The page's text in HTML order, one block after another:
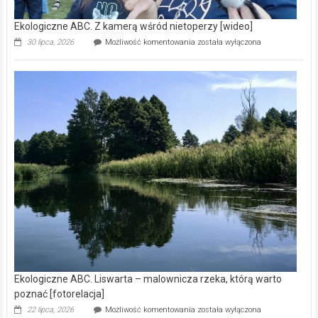
Ekologiczne ABC. Z kamerą wśród nietoperzy [wideo]
30 lipca, 2026 Możliwość komentowania Ekologiczne
kamerą
wśród
została wyłączona
Ekologiczne ABC. Liswarta – malownicza rzeka, którą warto
poznać [fotorelacja]
22 lipca, 2026 Możliwość komentowania Ekologiczne
została wyłączona